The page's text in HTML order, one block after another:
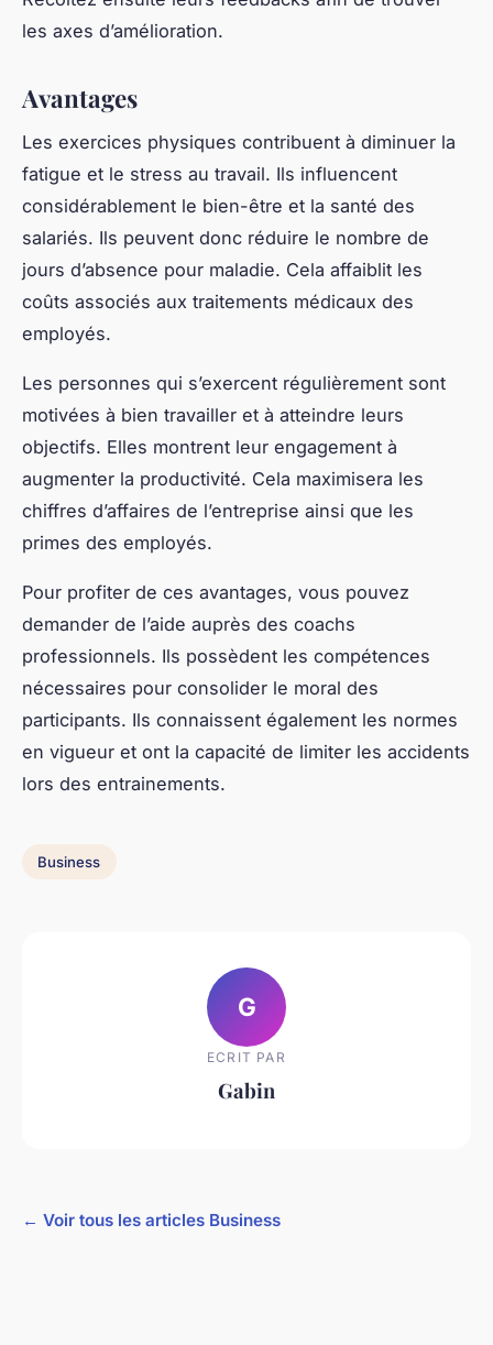
les axes d’amélioration.
Avantages
Les exercices physiques contribuent à diminuer la
fatigue et le stress au travail. Ils influencent
considérablement le bien-être et la santé des
salariés. Ils peuvent donc réduire le nombre de
jours d’absence pour maladie. Cela affaiblit les
coûts associés aux traitements médicaux des
employés.
Les personnes qui s’exercent régulièrement sont
motivées à bien travailler et à atteindre leurs
objectifs. Elles montrent leur engagement à
augmenter la productivité. Cela maximisera les
chiffres d’affaires de l’entreprise ainsi que les
primes des employés.
Pour profiter de ces avantages, vous pouvez
demander de l’aide auprès des coachs
professionnels. Ils possèdent les compétences
nécessaires pour consolider le moral des
participants. Ils connaissent également les normes
en vigueur et ont la capacité de limiter les accidents
lors des entrainements.
Business
G
ECRIT PAR
Gabin
← Voir tous les articles Business